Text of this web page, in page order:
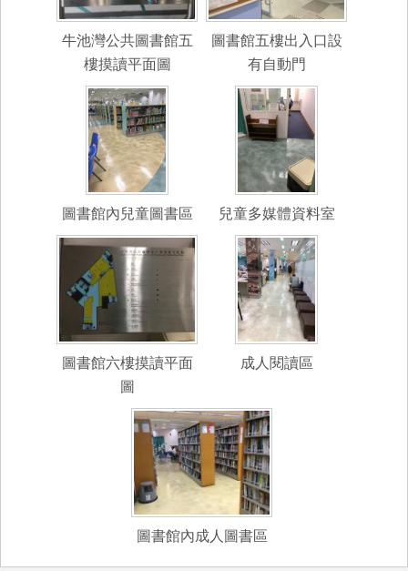
牛池灣公共圖書館五
樓摸讀平面圖
圖書館五樓出入口設
有自動門
圖書館內兒童圖書區 兒童多媒體資料室
圖書館六樓摸讀平面
圖
成人閱讀區
圖書館內成人圖書區